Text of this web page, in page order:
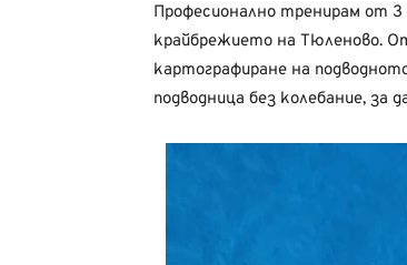
Професионално тренирам от
крайбрежието на Тюленово.
картографиране на
подводница без колебание, за